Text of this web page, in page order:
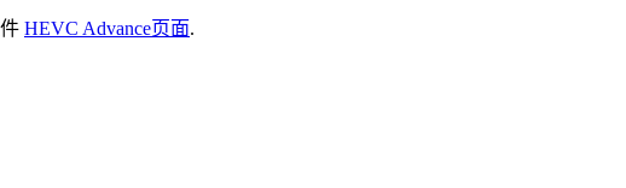
HEVC Advance页面.